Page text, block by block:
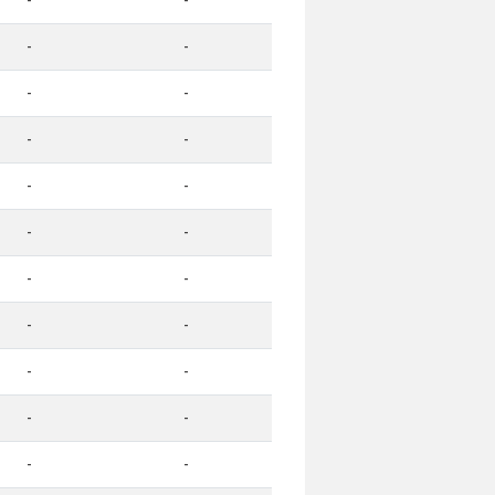
- -
- -
- -
- -
- -
- -
- -
- -
- -
- -